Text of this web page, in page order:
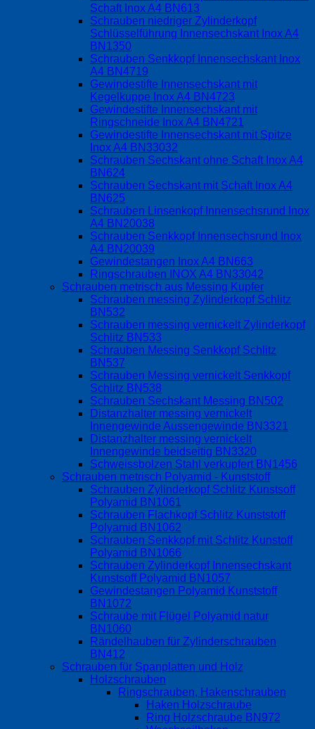
Schaft Inox A4 BN613
Schrauben niedriger Zylinderkopf
Schlüsselführung Innensechskant Inox A4
BN1350
Schrauben Senkkopf Innensechskant Inox
A4 BN4719
Gewindestifte Innensechskant mit
Kegelkuppe Inox A4 BN4723
Gewindestifte Innensechskant mit
Ringschneide Inox A4 BN4721
Gewindestifte Innensechskant mit Spitze
Inox A4 BN33032
Schrauben Sechskant ohne Schaft Inox A4
BN624
Schrauben Sechskant mit Schaft Inox A4
BN625
Schrauben Linsenkopf Innensechsrund Inox
A4 BN20038
Schrauben Senkkopf Innensechsrund Inox
A4 BN20039
Gewindestangen Inox A4 BN663
Ringschrauben INOX A4 BN33042
Schrauben metrisch aus Messing Kupfer
Schrauben messing Zylinderkopf Schlitz
BN532
Schrauben messing vernickelt Zylinderkopf
Schlitz BN533
Schrauben Messing Senkkopf Schlitz
BN537
Schrauben Messing vernickelt Senkkopf
Schlitz BN538
Schrauben Sechskant Messing BN502
Distanzhalter messing vernickelt
Innengewinde Aussengewinde BN3321
Distanzhalter messing vernickelt
Innengewinde beidseitig BN3320
Schweissbolzen Stahl verkupfert BN1456
Schrauben metrisch Polyamid - Kunststoff
Schrauben Zylinderkopf Schlitz Kunstsoff
Polyamid BN1061
Schrauben Flachkopf Schlitz Kunststoff
Polyamid BN1062
Schrauben Senkkopf mit Schlitz Kunstoff
Polyamid BN1066
Schrauben Zylinderkopf Innensechskant
Kunstsoff Polyamid BN1057
Gewindestangen Polyamid Kunststoff
BN1072
Schraube mit Flügel Polyamid natur
BN1060
Rändelhauben für Zylinderschrauben
BN412
Schrauben für Spanplatten und Holz
Holzschrauben
Ringschrauben, Hakenschrauben
Haken Holzschraube
Ring Holzschraube BN972